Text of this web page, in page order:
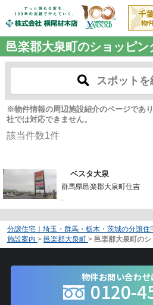
邑楽郡大泉町のショッピン
スポット
※物件情報の周辺施設紹介のページであ
社では対応できません。
該当件数1件
ベスタ大泉
群馬県邑楽郡大泉町住吉
-
分譲住宅｜埼玉・群馬・栃木・茨城の分譲
施設案内 > 邑楽郡大泉町 > 邑楽郡大泉町の
物件お問い合わせ
0120-